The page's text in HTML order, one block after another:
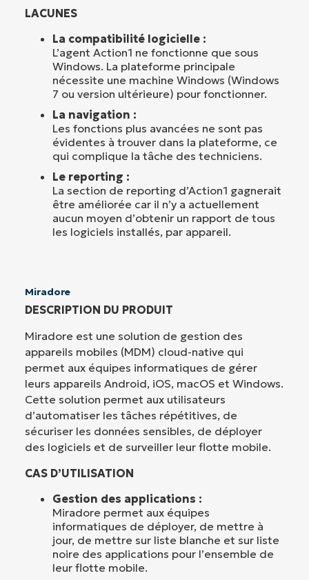
LACUNES
La compatibilité logicielle :
L’agent Action1 ne fonctionne que sous
Windows. La plateforme principale
nécessite une machine Windows (Windows
7 ou version ultérieure) pour fonctionner.
La navigation :
Les fonctions plus avancées ne sont pas
évidentes à trouver dans la plateforme, ce
qui complique la tâche des techniciens.
Le reporting :
La section de reporting d’Action1 gagnerait
être améliorée car il n’y a actuellement
aucun moyen d’obtenir un rapport de tous
les logiciels installés, par appareil.
Miradore
DESCRIPTION DU PRODUIT
Miradore est une solution de gestion des
appareils mobiles (MDM) cloud-native qui
permet aux équipes informatiques de gérer
leurs appareils Android, iOS, macOS et Windows.
Cette solution permet aux utilisateurs
d’automatiser les tâches répétitives, de
sécuriser les données sensibles, de déployer
des logiciels et de surveiller leur flotte mobile.
CAS D’UTILISATION
Gestion des applications :
Miradore permet aux équipes
informatiques de déployer, de mettre à
jour, de mettre sur liste blanche et sur liste
noire des applications pour l’ensemble de
leur flotte mobile.